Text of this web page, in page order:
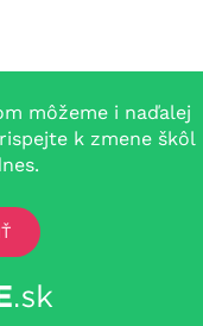
môžeme i naďalej
k zmene škôl